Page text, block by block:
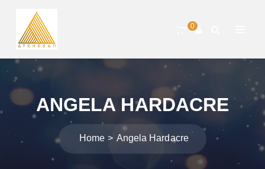
0
ANGELA HARDACRE
Home Angela Hardacre